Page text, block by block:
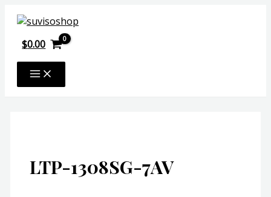
contenido
$0.00
MAIN
MENU
LTP-1308SG-7AV